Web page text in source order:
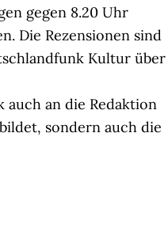
gegen 8.20 Uhr
Die Rezensionen sind
Kultur über
auch an die Redaktion
sondern auch die